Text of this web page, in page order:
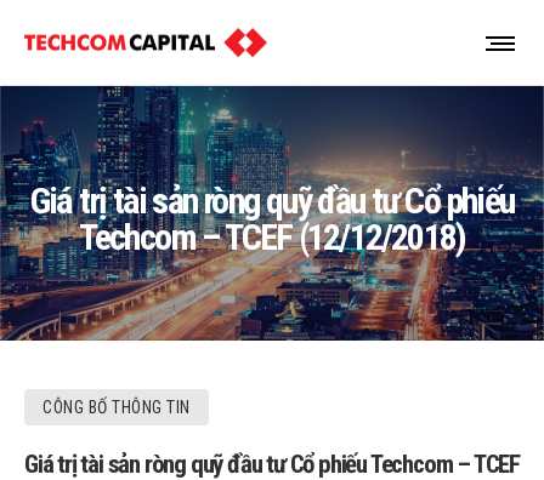
Giá trị tài sản ròng quỹ đầu tư Cổ phiếu
Techcom – TCEF (12/12/2018)
CÔNG BỐ THÔNG TIN
Giá trị tài sản ròng quỹ đầu tư Cổ phiếu Techcom – TCEF